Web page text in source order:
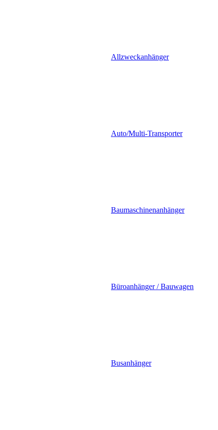
Allzweckanhänger
Auto/Multi-Transporter
Baumaschinenanhänger
Büroanhänger / Bauwagen
Busanhänger